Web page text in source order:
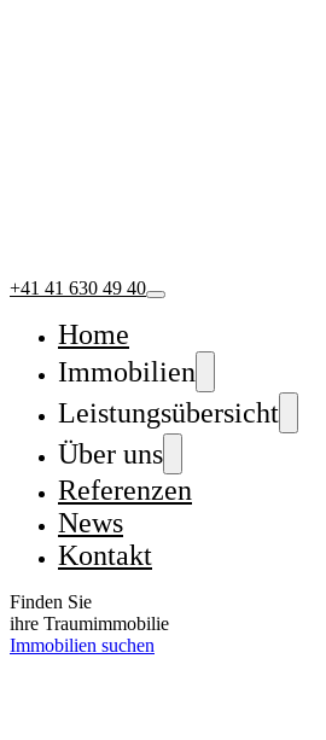
+41 41 630 49 40
Home
Immobilien
Leistungsübersicht
Über uns
Referenzen
News
Kontakt
Finden Sie
ihre Traumimmobilie
Immobilien suchen